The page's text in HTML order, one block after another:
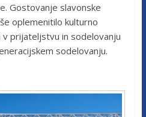
Gostovanje slavonske
oplemenitilo kulturno
prijateljstvu in sodelovanju
sodelovanju.